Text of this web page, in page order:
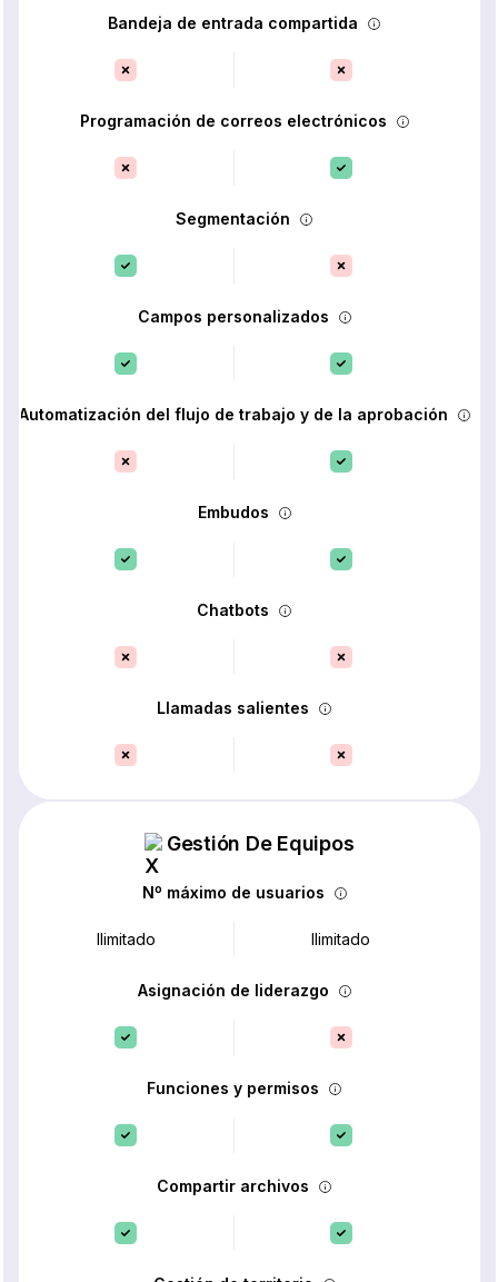
Bandeja de entrada compartida
Programación de correos electrónicos
Segmentación
Campos personalizados
Automatización del flujo de trabajo y de la aprobación
Embudos
Chatbots
Llamadas salientes
Gestión De Equipos
Nº máximo de usuarios
Ilimitado Ilimitado
Asignación de liderazgo
Funciones y permisos
Compartir archivos